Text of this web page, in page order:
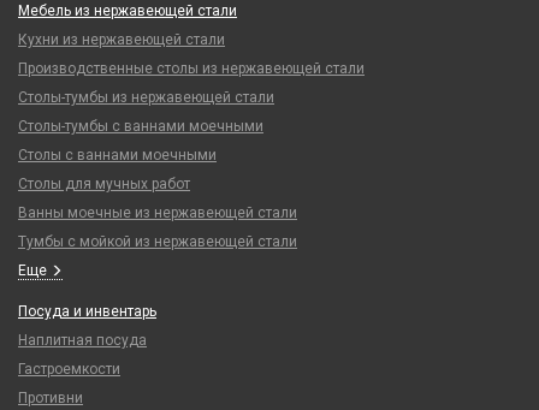
Мебель из нержавеющей стали
Кухни из нержавеющей стали
Производственные столы из нержавеющей стали
Столы-тумбы из нержавеющей стали
Столы-тумбы с ваннами моечными
Столы с ваннами моечными
Столы для мучных работ
Ванны моечные из нержавеющей стали
Тумбы с мойкой из нержавеющей стали
Еще
Посуда и инвентарь
Наплитная посуда
Гастроемкости
Противни